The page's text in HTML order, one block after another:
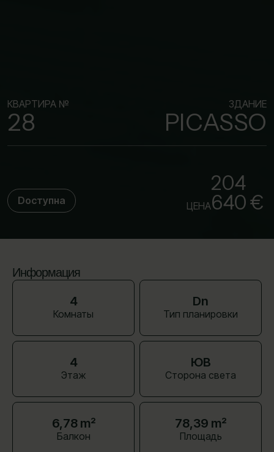
КВАРТИРА №
28
ЗДАНИЕ
PICASSO
Dоступна ЦЕНА
204
640 €
Информация
4
Комнаты
Dn
Тип планировки
4
Этаж
ЮВ
Сторона света
6,78 m²
Балкон
78,39 m²
Площадь